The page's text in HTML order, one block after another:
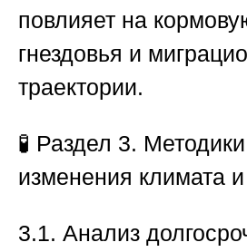
повлияет на
гнездовья и
траектории.
🧪 Раздел 3.
изменения климата
3.1. Анализ